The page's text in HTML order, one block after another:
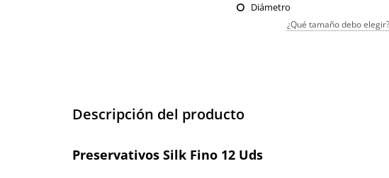
Diámetro
¿Qué tamaño debo elegir?
Descripción del producto
Preservativos Silk Fino 12 Uds